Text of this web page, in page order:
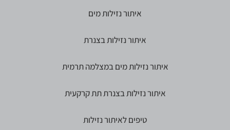
איתור נזילות מים
איתור נזילות בצנרת
איתור נזילות מים במצלמה תרמית
איתור נזילות בצנרת תת קרקעית
טיפים לאיתור נזילות